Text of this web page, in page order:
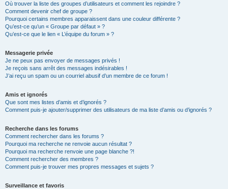
Où trouver la liste des groupes d’utilisateurs et comment les rejoindre ?
Comment devenir chef de groupe ?
Pourquoi certains membres apparaissent dans une couleur différente ?
Qu’est-ce qu’un « Groupe par défaut » ?
Qu’est-ce que le lien « L’équipe du forum » ?
Messagerie privée
Je ne peux pas envoyer de messages privés !
Je reçois sans arrêt des messages indésirables !
J’ai reçu un spam ou un courriel abusif d’un membre de ce forum !
Amis et ignorés
Que sont mes listes d’amis et d’ignorés ?
Comment puis-je ajouter/supprimer des utilisateurs de ma liste d’amis ou d’ignorés ?
Recherche dans les forums
Comment rechercher dans les forums ?
Pourquoi ma recherche ne renvoie aucun résultat ?
Pourquoi ma recherche renvoie une page blanche ?!
Comment rechercher des membres ?
Comment puis-je trouver mes propres messages et sujets ?
Surveillance et favoris